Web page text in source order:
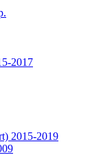
2017
2015-2019